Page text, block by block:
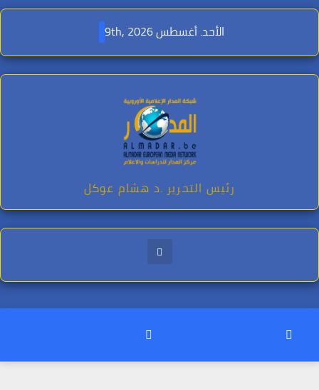
Skip
content
الأحد. أغسطس 9th, 2026
رئيس التحرير .د هشام عوكل